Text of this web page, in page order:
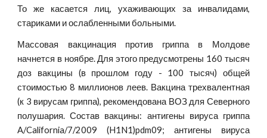
То же касается лиц, ухаживающих за инвалидами,
стариками и ослабленными больными.
Массовая вакцинация против гриппа в Молдове
начнется в ноябре. Для этого предусмотрены 160 тысяч
доз вакцины (в прошлом году - 100 тысяч) общей
стоимостью 8 миллионов леев. Вакцина трехвалентная
(к 3 вирусам гриппа), рекомендована ВОЗ для Северного
полушария. Состав вакцины: антигены вируса гриппа
A/California/7/2009 (H1N1)pdm09; антигены вируса